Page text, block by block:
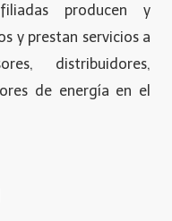
producen y
y prestan servicios a
distribuidores,
de energía en el